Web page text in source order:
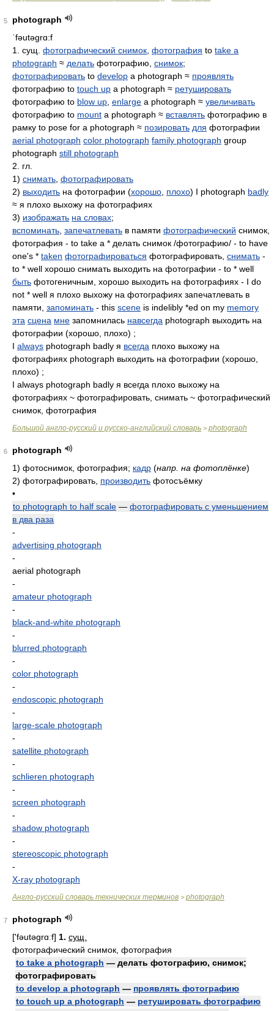
5
photograph
ˈfəutəɡrɑ:f
1. сущ. фотографический снимок фотография to take a
photograph ≈ делать фотографию, снимок;
фотографировать to develop a photograph ≈ проявлять
фотографию to touch up a photograph ≈ ретушировать
фотографию to blow up enlarge a photograph ≈ увеличивать
фотографию to mount a photograph ≈ вставлять фотографию в
рамку to pose for a photograph ≈ позировать для фотографии
aerial photograph color photograph family photograph group
photograph still photograph
2. гл.
1) снимать фотографировать
2) выходить на фотографии (хорошо плохо) I photograph badly
≈ я плохо выхожу на фотографиях
3) изображать на словах;
вспоминать запечатлевать в памяти фотографический снимок,
фотография - to take a * делать снимок /фотографию/ - to have
one's * taken фотографироваться фотографировать, снимать -
to * well хорошо снимать выходить на фотографии - to * well
быть фотогеничным, хорошо выходить на фотографиях - I do
not * well я плохо выхожу на фотографиях запечатлевать в
памяти, запоминать - this scene is indelibly *ed on my memory
эта сцена мне запомнилась навсегда photograph выходить на
фотографии (хорошо, плохо) ;
I always photograph badly я всегда плохо выхожу на
фотографиях photograph выходить на фотографии (хорошо,
плохо) ;
I always photograph badly я всегда плохо выхожу на
фотографиях ~ фотографировать, снимать ~ фотографический
снимок, фотография
Большой англо-русский и русско-английский словарь > photograph
6
photograph
1) фотоснимок, фотография; кадр (напр. на фотоплёнке)
2) фотографировать, производить фотосъёмку
•
to photograph to half scale — фотографировать с уменьшением
в два раза
-
advertising photograph
-
aerial photograph
-
amateur photograph
-
black-and-white photograph
-
blurred photograph
-
color photograph
-
endoscopic photograph
-
large-scale photograph
-
satellite photograph
-
schlieren photograph
-
screen photograph
-
shadow photograph
-
stereoscopic photograph
-
X-ray photograph
Англо-русский словарь технических терминов > photograph
7
photograph
['fəutəgrɑːf] 1. сущ.
фотографический снимок, фотография
to take a photograph — делать фотографию, снимок;
фотографировать
to develop a photograph — проявлять фотографию
to touch up a photograph — ретушировать фотографию